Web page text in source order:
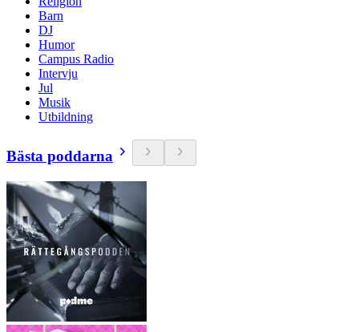
Barn
DJ
Humor
Campus Radio
Intervju
Jul
Musik
Utbildning
Bästa poddarna